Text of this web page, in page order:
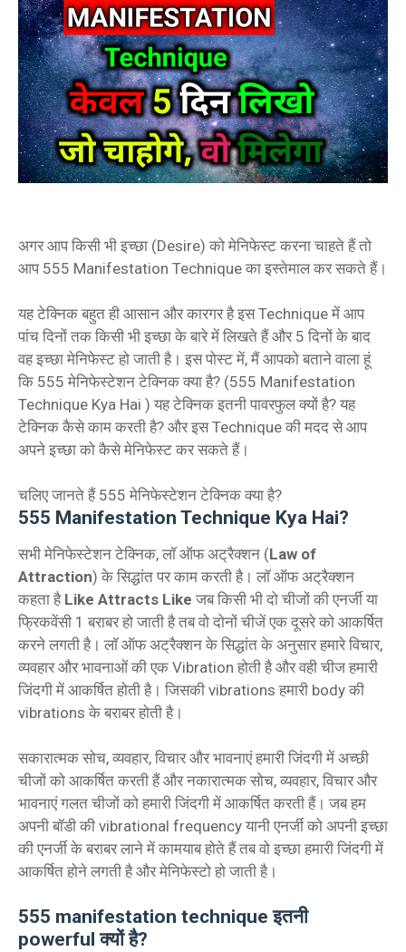
अगर आप किसी भी इच्छा (Desire) को मेनिफेस्ट करना चाहते हैं तो
आप 555 Manifestation Technique का इस्तेमाल कर सकते हैं।
यह टेक्निक बहुत ही आसान और कारगर है इस Technique में आप
पांच दिनों तक किसी भी इच्छा के बारे में लिखते हैं और 5 दिनों के बाद
वह इच्छा मेनिफेस्ट हो जाती है। इस पोस्ट में, मैं आपको बताने वाला हूं
कि 555 मेनिफेस्टेशन टेक्निक क्या है? (555 Manifestation
Technique Kya Hai ) यह टेक्निक इतनी पावरफुल क्यों है? यह
टेक्निक कैसे काम करती है? और इस Technique की मदद से आप
अपने इच्छा को कैसे मेनिफेस्ट कर सकते हैं।
चलिए जानते हैं 555 मेनिफेस्टेशन टेक्निक क्या है?
555 Manifestation Technique Kya Hai?
सभी मेनिफेस्टेशन टेक्निक, लॉ ऑफ अट्रैक्शन (Law of
Attraction) के सिद्धांत पर काम करती है। लॉ ऑफ अट्रैक्शन
कहता है Like Attracts Like जब किसी भी दो चीजों की एनर्जी या
फ्रिकवेंसी 1 बराबर हो जाती है तब वो दोनों चीजें एक दूसरे को आकर्षित
करने लगती है। लॉ ऑफ अट्रैक्शन के सिद्धांत के अनुसार हमारे विचार,
व्यवहार और भावनाओं की एक Vibration होती है और वही चीज हमारी
जिंदगी में आकर्षित होती है। जिसकी vibrations हमारी body की
vibrations के बराबर होती है।
सकारात्मक सोच, व्यवहार, विचार और भावनाएं हमारी जिंदगी में अच्छी
चीजों को आकर्षित करती हैं और नकारात्मक सोच, व्यवहार, विचार और
भावनाएं गलत चीजों को हमारी जिंदगी में आकर्षित करती हैं। जब हम
अपनी बॉडी की vibrational frequency यानी एनर्जी को अपनी इच्छा
की एनर्जी के बराबर लाने में कामयाब होते हैं तब वो इच्छा हमारी जिंदगी में
आकर्षित होने लगती है और मेनिफेस्टो हो जाती है।
555 manifestation technique इतनी
powerful क्यों है?